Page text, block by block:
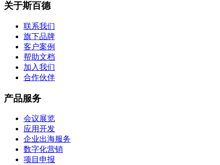
关于斯百德
联系我们
旗下品牌
客户案例
帮助文档
加入我们
合作伙伴
产品服务
会议展览
应用开发
企业出海服务
数字化营销
项目申报